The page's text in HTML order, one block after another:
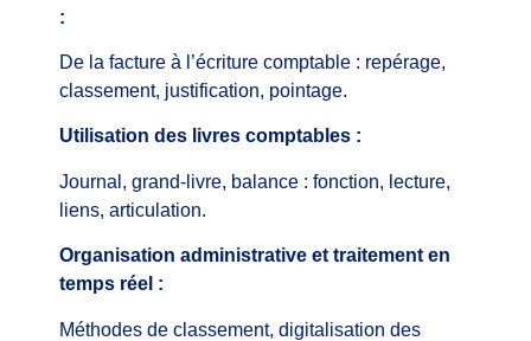
:
De la facture à l’écriture comptable : repérage,
classement, justification, pointage.
Utilisation des livres comptables :
Journal, grand-livre, balance : fonction, lecture,
liens, articulation.
Organisation administrative et traitement en
temps réel :
Méthodes de classement, digitalisation des